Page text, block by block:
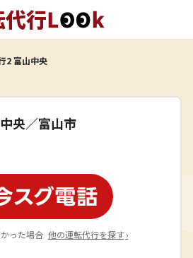
2 富山中央
央／富山市
った場合 他の運転代行を探す ›